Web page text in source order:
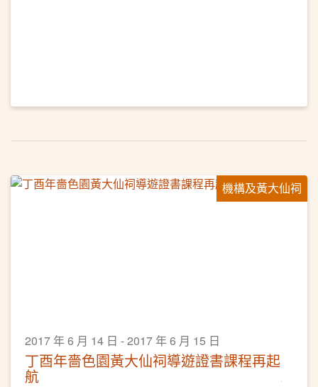
機構及黃大仙祠
2017 年 6 月 14 日 - 2017 年 6 月 15 日
丁酉年嗇色園黃大仙祠導遊證書課程再起
航